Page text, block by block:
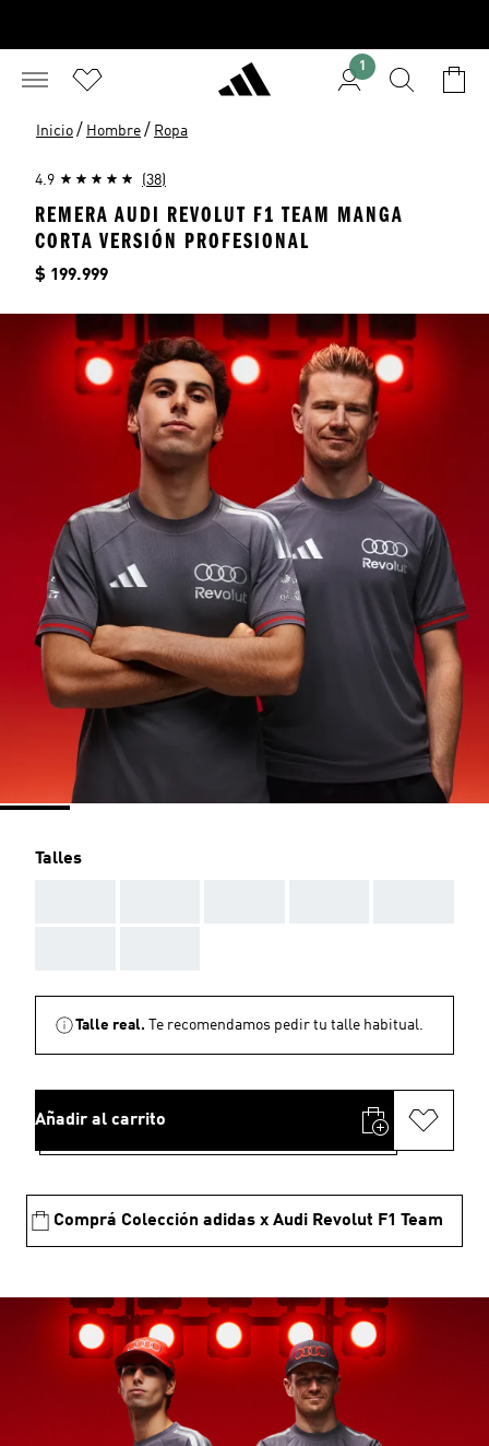
1
Inicio / Hombre / Ropa
4.9 (38)
REMERA AUDI REVOLUT F1 TEAM MANGA
CORTA VERSIÓN PROFESIONAL
Precio
$ 199.999
Talles
Talle real. Te recomendamos pedir tu talle habitual.
Añadir al carrito
Comprá Colección adidas x Audi Revolut F1 Team